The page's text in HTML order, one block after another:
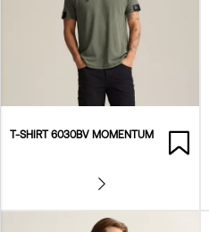
T-SHIRT 6030BV MOMENTUM